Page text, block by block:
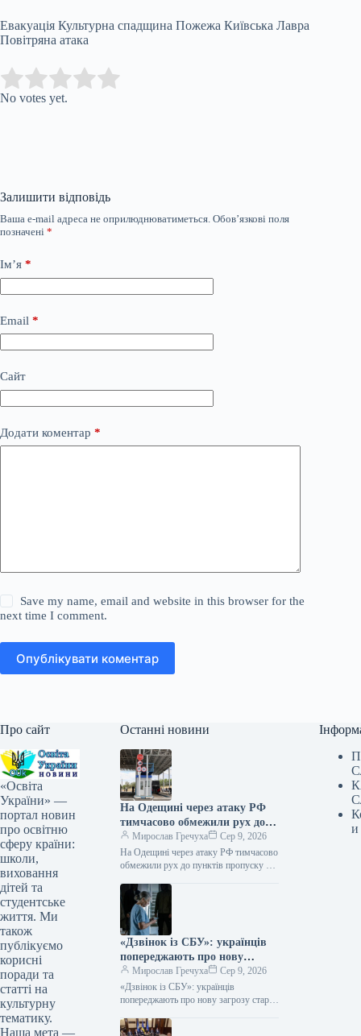
Евакуація Культурна спадщина Пожежа Київська Лавра
Повітряна атака
Rate this item:
No votes yet.
Залишити відповідь
Ваша e-mail адреса не оприлюднюватиметься. Обов’язкові поля
позначені *
Ім’я *
Email *
Сайт
Додати коментар *
Save my name, email and website in this browser for the
next time I comment.
Опублікувати коментар
Про сайт
«Освіта
України» —
портал новин
про освітню
сферу країни:
школи,
виховання
дітей та
студентське
життя. Ми
також
публікуємо
корисні
поради та
статті на
культурну
тематику.
Наша мета —
Останні новини
На Одещині через атаку РФ
тимчасово обмежили рух до
пунктів пропуску на кордоні з
Молдовою
Мирослав Гречуха
Сер 9, 2026
На Одещині через атаку РФ тимчасово
обмежили рух до пунктів пропуску на
Укрінформ Унаслідок російських…
«Дзвінок із СБУ»: українців
попереджають про нову
загрозу старої шахрайської
схеми
Мирослав Гречуха
Сер 9, 2026
«Дзвінок із СБУ»: українців
попереджають про нову загрозу старої
Укрінформ Правоохоронці
и